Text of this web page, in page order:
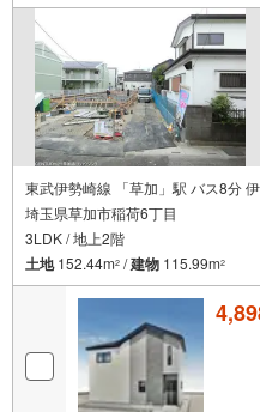
東武伊勢崎線 「草加」駅 バス8分
埼玉県草加市稲荷6丁目
3LDK / 地上2階
土地152.44m2 /建物 115.99m2